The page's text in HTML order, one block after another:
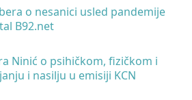
o nesanici usled pandemije
B92.net
Ninić o psihičkom, fizičkom i
i nasilju u emisiji KCN